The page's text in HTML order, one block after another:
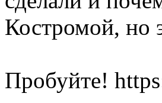
Костромой, но
Пробуйте!